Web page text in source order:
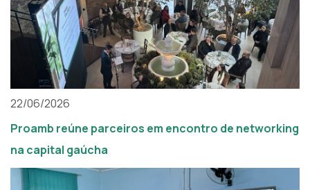
22/06/2026
Proamb reúne parceiros em encontro de networking
na capital gaúcha